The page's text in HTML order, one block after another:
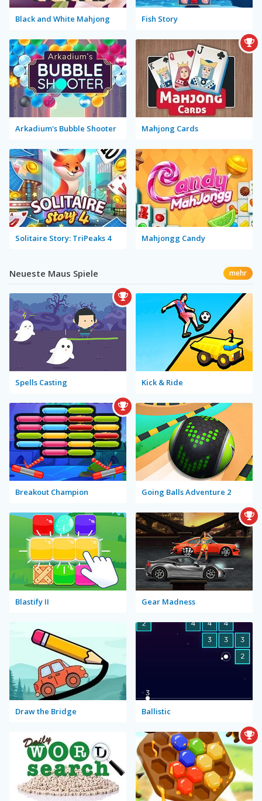
Black and White Mahjong Fish Story
Arkadium's Bubble Shooter Mahjong Cards
Solitaire Story: TriPeaks 4 Mahjongg Candy
Neueste Maus Spiele mehr
Spells Casting Kick & Ride
Breakout Champion Going Balls Adventure 2
Blastify II Gear Madness
Draw the Bridge Ballistic